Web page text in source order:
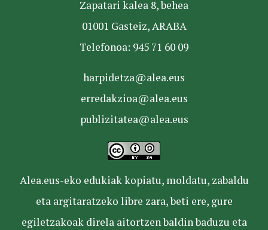
Zapatari kalea 8, behea
01001 Gasteiz, ARABA
Telefonoa: 945 71 60 09
harpidetza@alea.eus
erredakzioa@alea.eus
publizitatea@alea.eus
Alea.eus-eko edukiak kopiatu, moldatu, zabaldu
eta argitaratzeko libre zara, beti ere, gure
egiletzakoak direla aitortzen baldin baduzu eta